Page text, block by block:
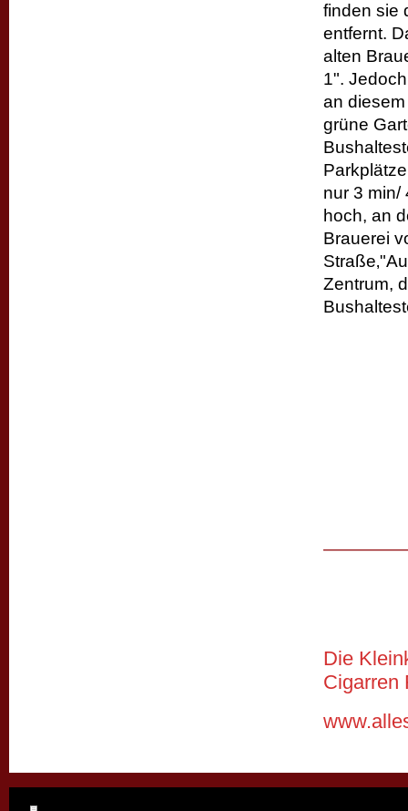
finden sie
entfernt.
alten
1".
an
grüne
nur 3 min/
hoch, an
Brauerei
Zentrum,
Die
Cigarren